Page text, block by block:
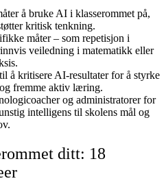
å bruke AI i klasserommet på,
kritisk tenkning.
måter – som repetisjon i
veiledning i matematikk eller
å kritisere AI-resultater for å styrke
fremme aktiv læring.
og administratorer for
intelligens til skolens mål og
ditt: 18